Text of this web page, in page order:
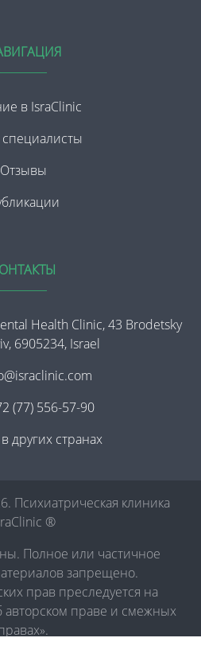
в IsraClinic
Отзывы
Health Clinic, 43 Brodetsky
6905234, Israel
(77) 556-57-90
других странах
Психиатрическая клиника
®
Полное или частичное
запрещено.
прав преследуется на
авторском праве и смежных